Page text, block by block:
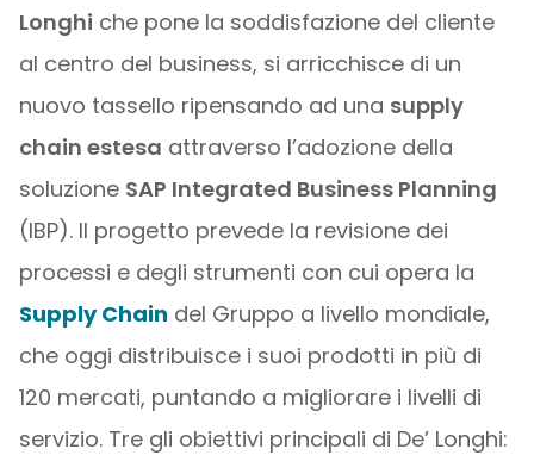
Longhi che pone la soddisfazione del cliente
al centro del business, si arricchisce di un
nuovo tassello ripensando ad una supply
chain estesa attraverso l’adozione della
soluzione SAP Integrated Business Planning
(IBP). Il progetto prevede la revisione dei
processi e degli strumenti con cui opera la
Supply Chain del Gruppo a livello mondiale,
che oggi distribuisce i suoi prodotti in più di
120 mercati, puntando a migliorare i livelli di
servizio. Tre gli obiettivi principali di De’ Longhi: